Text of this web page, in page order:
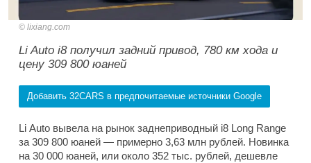
lixiang.com
Li Auto i8 получил задний привод, 780 км хода и
цену 309 800 юаней
Добавить 32CARS в предпочитаемые источники Google
Li Auto вывела на рынок заднеприводный i8 Long Range
за 309 800 юаней — примерно 3,63 млн рублей. Новинка
на 30 000 юаней, или около 352 тыс. рублей, дешевле